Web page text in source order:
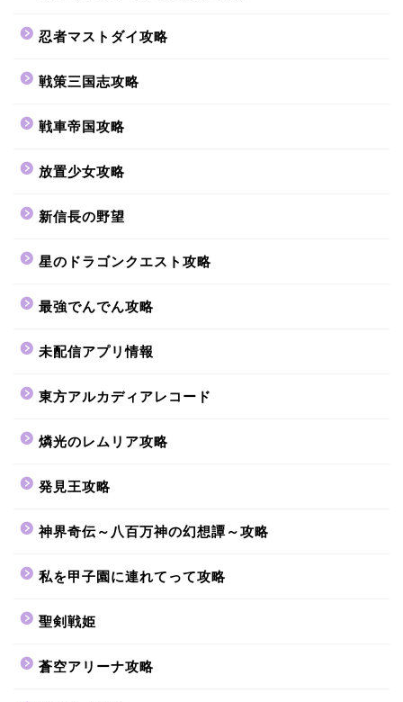
忍者マストダイ攻略
戦策三国志攻略
戦車帝国攻略
放置少女攻略
新信長の野望
星のドラゴンクエスト攻略
最強でんでん攻略
未配信アプリ情報
東方アルカディアレコード
燐光のレムリア攻略
発見王攻略
神界奇伝～八百万神の幻想譚～攻略
私を甲子園に連れてって攻略
聖剣戦姫
蒼空アリーナ攻略